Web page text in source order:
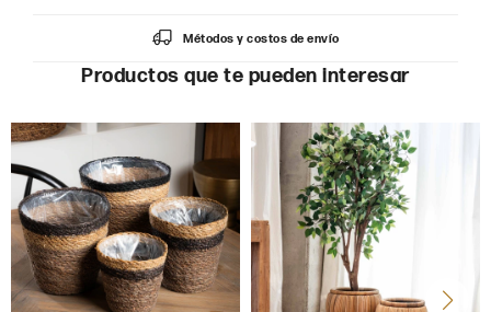
Métodos y costos de envío
Productos que te pueden interesar